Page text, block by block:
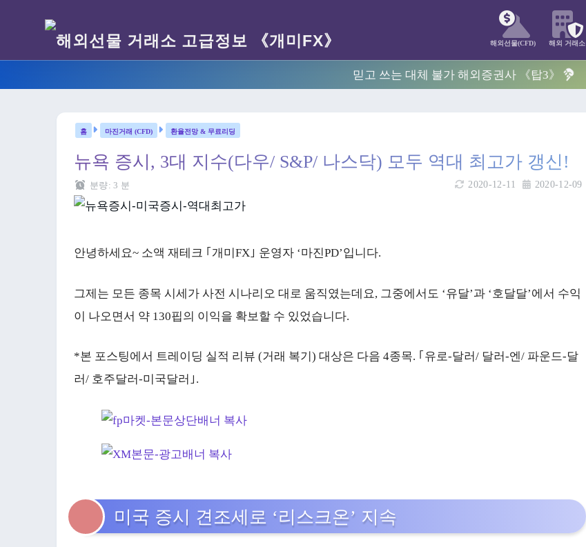
해외선물(CFD) 해외 거래소
믿고 쓰는 대체 불가 해외증권사 《탑3》
마진거래 (CFD) 환율전망 & 무료리딩
뉴욕 증시, 3대 지수(다우/ S&P/ 나스닥) 모두 역대 최고가 갱신!
2020-12-09
2020-12-11
분량: 3 분
안녕하세요~ 소액 재테크 ｢개미FX｣ 운영자 ‘마진PD’입니다.
그제는 모든 종목 시세가 사전 시나리오 대로 움직였는데요, 그중에서도 ‘유달’과 ‘호달달’에서 수익
이 나오면서 약 130핍의 이익을 확보할 수 있었습니다.
*본 포스팅에서 트레이딩 실적 리뷰 (거래 복기) 대상은 다음 4종목. ｢유로-달러/ 달러-엔/ 파운드-달
러/ 호주달러-미국달러｣.
미국 증시 견조세로 ‘리스크온’ 지속